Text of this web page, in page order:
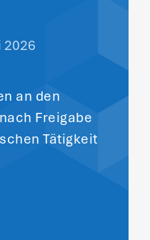
2026
an den
Freigabe
Tätigkeit